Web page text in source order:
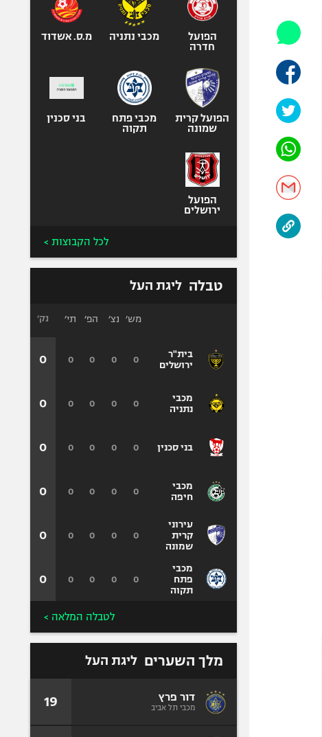
אופניים
ספורט מוטורי
פוטבול אמריקאי NFL
בייסבול MLB
ספורט אתגרי
ואקסטרים
הפועל
חדרה
מכבי נתניה מ.ס. אשדוד
הפועל קרית
שמונה
מכבי פתח
תקוה
בני סכנין
הפועל
ירושלים
לכל הקבוצות >
טבלה ליגת העל
בית"ר
ירושלים
מכבי
נתניה
בני סכנין
מכבי
חיפה
עירוני
קרית
שמונה
מכבי
פתח
תקוה
מש׳ נצ׳ הפ׳ תי׳
0
0
0
0
0
0
0
0
0
0
0
0
0
0
0
0
0
0
0
0
0
0
0
0
נק׳
0
0
0
0
0
0
לטבלה המלאה >
מלך השערים ליגת העל
דור פרץ
מכבי תל אביב 19